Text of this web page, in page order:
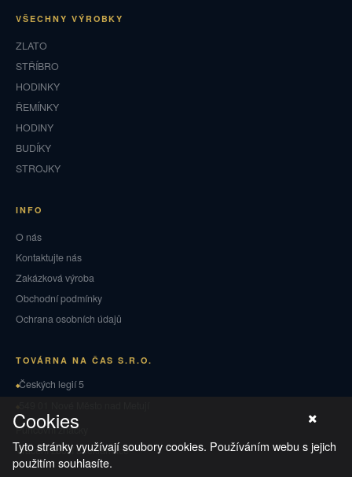
VŠECHNY VÝROBKY
ZLATO
STŘÍBRO
HODINKY
ŘEMÍNKY
HODINY
BUDÍKY
STROJKY
INFO
O nás
Kontaktujte nás
Zakázková výroba
Obchodní podmínky
Ochrana osobních údajů
TOVÁRNA NA ČAS S.R.O.
Českých legií 5
Puncovní značky
Vrácení zboží a reklamace
Cookies
Tyto stránky využívají soubory cookies. Používáním webu s jejich
použitím souhlasíte.